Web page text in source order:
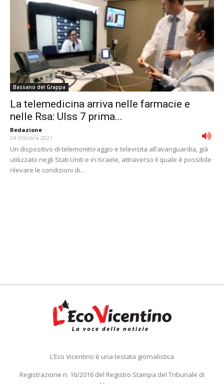
Bassano del Grappa
La telemedicina arriva nelle farmacie e
nelle Rsa: Ulss 7 prima...
Redazione -
24 Ottobre 2021
Un dispositivo di telemonitoraggio e televisita all’avanguardia, già
utilizzato negli Stati Uniti e in Israele, attraverso il quale è possibile
rilevare le condizioni di...
L’Eco Vicentino è una testata giornalistica
Registrazione n. 16/2016 del Registro Stampa del Tribunale di